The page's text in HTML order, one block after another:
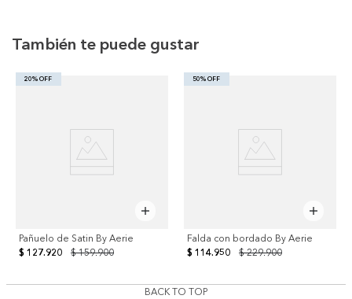
También te puede gustar
20% OFF
Pañuelo de Satin By Aerie
$ 159.900
$ 127.920
50% OFF
Falda con bordado By Aerie
$ 229.900
$ 114.950
BACK TO TOP